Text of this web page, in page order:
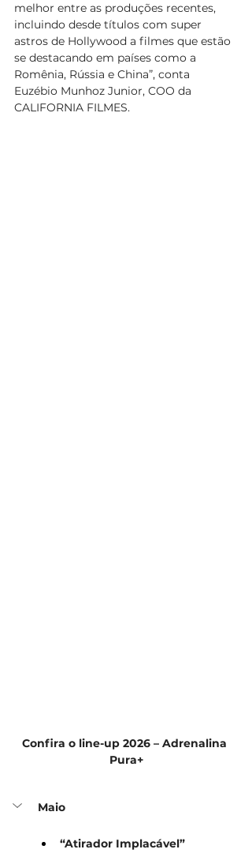
melhor entre as produções recentes,
incluindo desde títulos com super
astros de Hollywood a filmes que estão
se destacando em países como a
Romênia, Rússia e China”, conta
Euzébio Munhoz Junior, COO da
CALIFORNIA FILMES.
Confira o line-up 2026 – Adrenalina
Pura+
Maio
“Atirador Implacável”